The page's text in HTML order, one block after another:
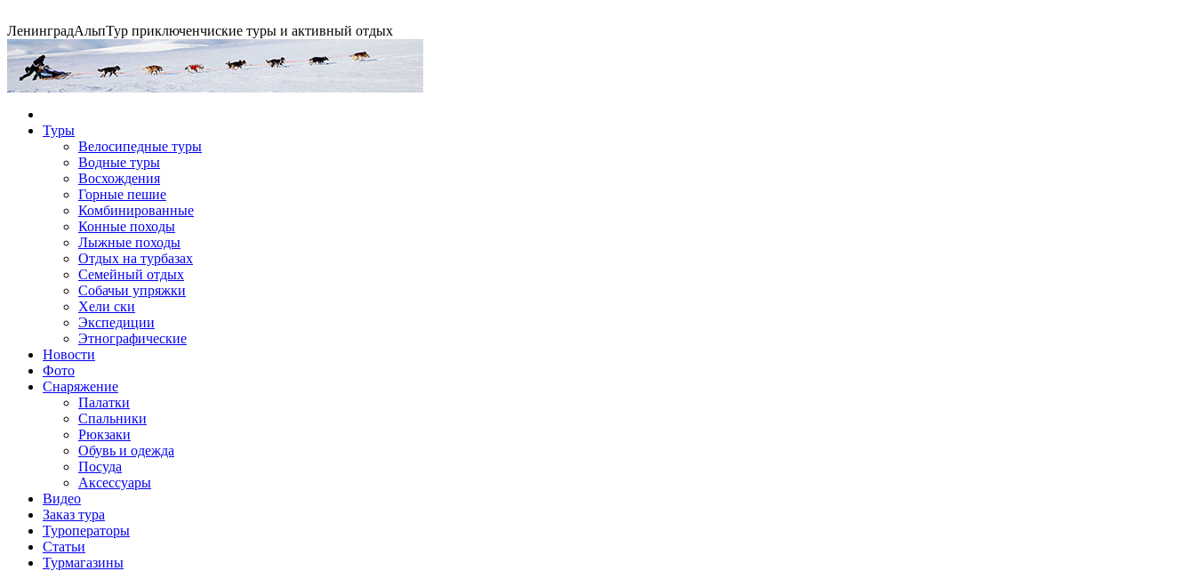
ЛенинградАльпТур приключенчиские туры и активный отдых
Горные экспедиции
Туры
Велосипедные туры
Водные туры
Восхождения
Горные пешие
Комбинированные
Конные походы
Лыжные походы
Отдых на турбазах
Семейный отдых
Собачьи упряжки
Хели ски
Экспедиции
Этнографические
Новости
Фото
Снаряжение
Палатки
Спальники
Рюкзаки
Обувь и одежда
Посуда
Аксессуары
Видео
Заказ тура
Туроператоры
Статьи
Турмагазины